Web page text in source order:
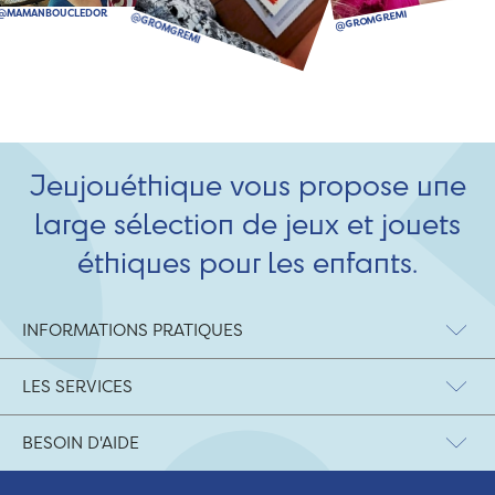
Jeujouéthique vous propose une
large sélection de jeux et jouets
éthiques pour les enfants.
INFORMATIONS PRATIQUES
LES SERVICES
BESOIN D'AIDE